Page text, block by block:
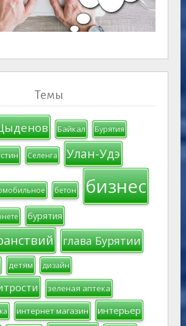
Темы
Байкал Бурятия
Селенга Улан-Удэ
бетон бизнес
бурятия
глава Бурятии
детям дизайн
зеленая аптека
интернет магазин интерьер